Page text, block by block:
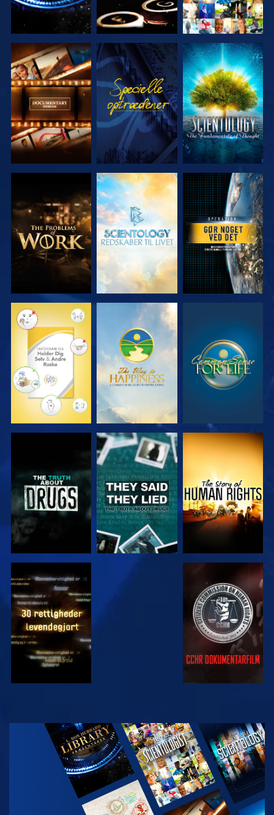
UDFORSK
SERIEN
SE
UDFORSK
SERIEN
UDFORSK
SERIEN
UDFORSK
SERIEN
SE
SE SE SE
SE SE
SE SE
SE
UDFORSK
SERIEN